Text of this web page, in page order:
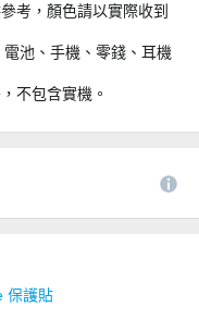
考，顏色請以實際收到
池、手機、零錢、耳機
不包含實機。
保護貼